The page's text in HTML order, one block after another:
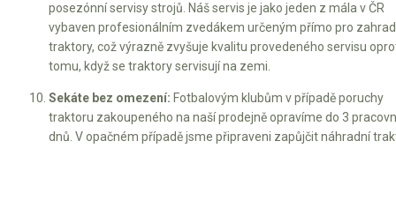
posezónní servisy strojů. Náš servis je jako jeden z mála v ČR
vybaven profesionálním zvedákem určeným přímo pro
traktory, což výrazně zvyšuje kvalitu provedeného servisu
tomu, když se traktory servisují na zemi.
Sekáte bez omezení: Fotbalovým klubům v případě poruchy
traktoru zakoupeného na naší prodejně opravíme do 3
dnů. V opačném případě jsme připraveni zapůjčit náhradní